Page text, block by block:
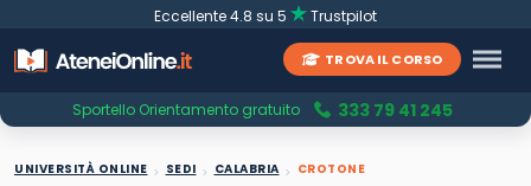
Eccellente 4.8 su 5 Trustpilot
TROVA IL CORSO
Sportello Orientamento gratuito 333 79 41 245
UNIVERSITÀ ONLINE SEDI CALABRIA CROTONE